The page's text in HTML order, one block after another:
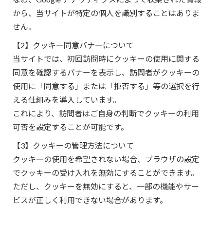
から、当サイトが特定の個人を識別することはありま
せん。
【2】クッキー同意バナーについて
当サイトでは、初回訪問時にクッキーの使用に関する
同意を確認するバナーを表示し、訪問者がクッキーの
使用に「同意する」または「拒否する」等の選択を行
える仕組みを導入しています。
これにより、訪問者はご自身の判断でクッキーの利用
可否を設定することが可能です。
【3】クッキーの管理方法について
クッキーの使用を希望されない場合、ブラウザの設定
でクッキーの受け入れを無効にすることができます。
ただし、クッキーを無効にすると、一部の機能やサー
ビスが正しく利用できない場合があります。